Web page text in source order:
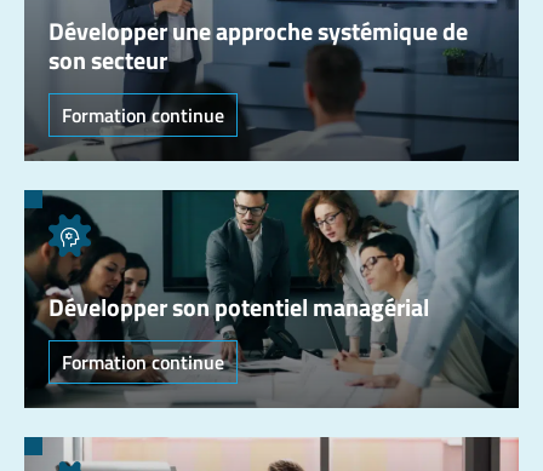
Développer une approche systémique de
son secteur
Formation continue
Développer son potentiel managérial
Formation continue